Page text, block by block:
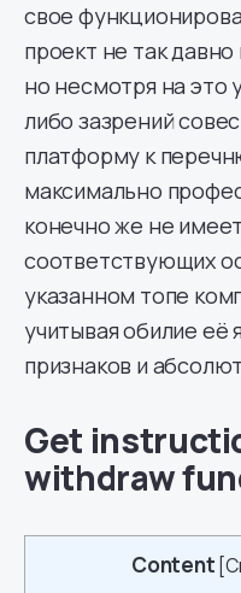
свое
проект не так
но несмотря на это
либо зазрений
платформу к
максимально
конечно же не
соответствующих
указанном топе
учитывая обилие
признаков и
Get
withdraw
Content [